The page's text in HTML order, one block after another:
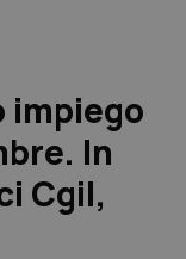
impiego
In
Cgil,